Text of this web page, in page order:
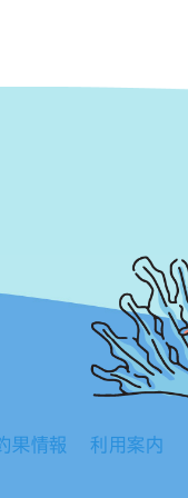
果情報 利用案内